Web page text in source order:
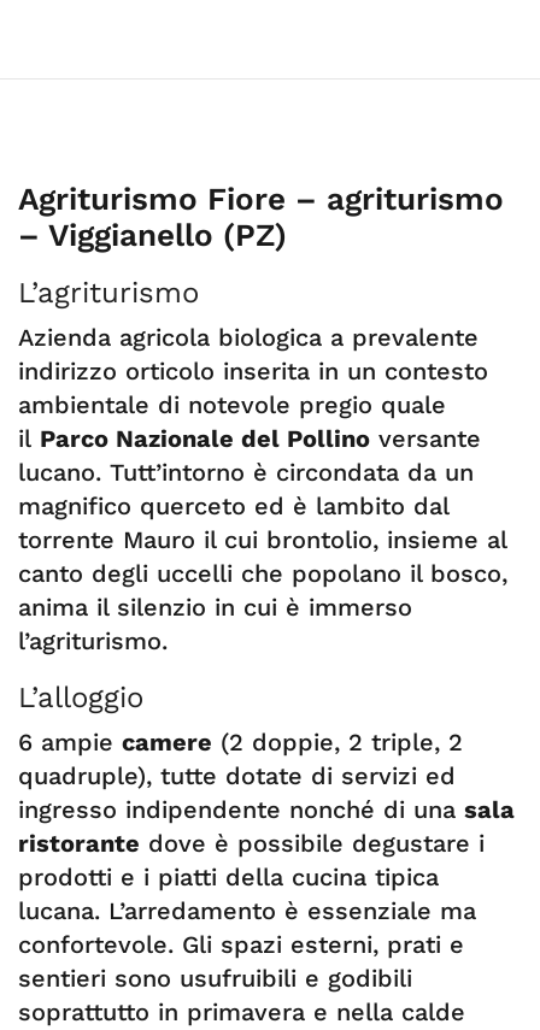
Agriturismo Fiore – agriturismo
– Viggianello (PZ)
L’agriturismo
Azienda agricola biologica a prevalente
indirizzo orticolo inserita in un contesto
ambientale di notevole pregio quale
il Parco Nazionale del Pollino versante
lucano. Tutt’intorno è circondata da un
magnifico querceto ed è lambito dal
torrente Mauro il cui brontolio, insieme al
canto degli uccelli che popolano il bosco,
anima il silenzio in cui è immerso
l’agriturismo.
L’alloggio
6 ampie camere (2 doppie, 2 triple, 2
quadruple), tutte dotate di servizi ed
ingresso indipendente nonché di una sala
ristorante dove è possibile degustare i
prodotti e i piatti della cucina tipica
lucana. L’arredamento è essenziale ma
confortevole. Gli spazi esterni, prati e
sentieri sono usufruibili e godibili
soprattutto in primavera e nella calde